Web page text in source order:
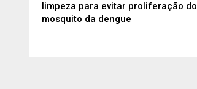
limpeza para evitar proliferação do
mosquito da dengue